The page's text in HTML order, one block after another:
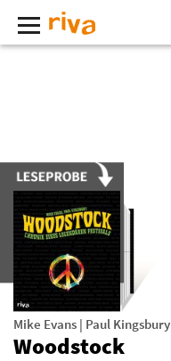
Mike Evans | Paul Kingsbury
Woodstock